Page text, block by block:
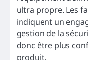
ultra propre. Les
indiquent un
gestion de la
donc être plus
produit.